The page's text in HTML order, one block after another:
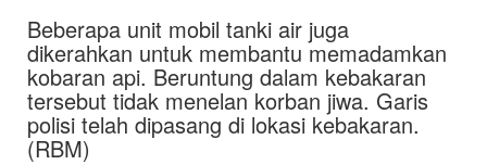
Beberapa unit mobil tanki air juga
dikerahkan untuk membantu memadamkan
kobaran api. Beruntung dalam kebakaran
tersebut tidak menelan korban jiwa. Garis
polisi telah dipasang di lokasi kebakaran.
(RBM)